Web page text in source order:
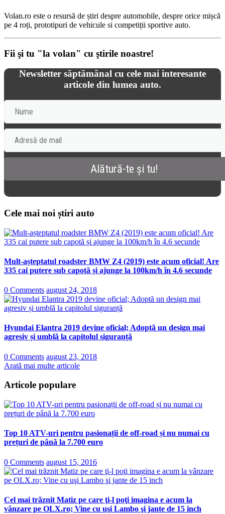
Volan.ro este o resursă de știri despre automobile, despre orice mișcă
pe 4 roți, prototipuri de vehicule si competiții sportive auto.
Fii şi tu "la volan" cu ştirile noastre!
Newsletter săptămânal cu cele mai interesante
articole din lumea auto.
Cele mai noi știri auto
Mult-așteptatul roadster BMW Z4 (2019) este acum oficial! Are
335 cai putere sub capotă și ajunge la 100km/h în 4.6 secunde
0 Comments august 24, 2018
Hyundai Elantra 2019 devine oficial; Adoptă un design mai
agresiv și umblă la capitolul siguranță
0 Comments august 23, 2018
Arată mai multe articole
Articole populare
Top 10 ATV-uri pentru pasionații de off-road și nu numai cu
prețuri de până la 7.700 euro
0 Comments august 15, 2016
Cel mai trăznit Matiz pe care ţi-l poţi imagina e acum la
vânzare pe OLX.ro; Vine cu uşi Lambo şi jante de 15 inch